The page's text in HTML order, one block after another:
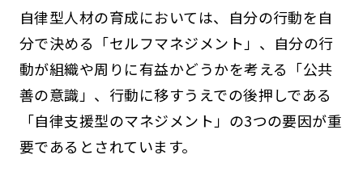
自律型人材の育成においては、自分の行動を自
分で決める「セルフマネジメント」、自分の行
動が組織や周りに有益かどうかを考える「公共
善の意識」、行動に移すうえでの後押しである
「自律支援型のマネジメント」の3つの要因が重
要であるとされています。